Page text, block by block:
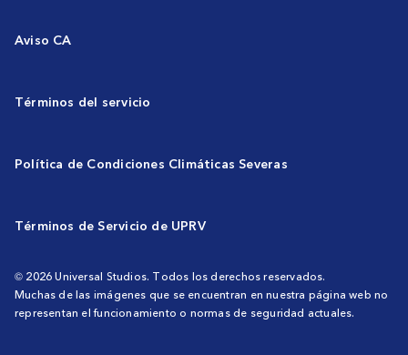
Aviso CA
Términos del servicio
Política de Condiciones Climáticas Severas
Términos de Servicio de UPRV
© 2026 Universal Studios. Todos los derechos reservados.
Muchas de las imágenes que se encuentran en nuestra página web no
representan el funcionamiento o normas de seguridad actuales.